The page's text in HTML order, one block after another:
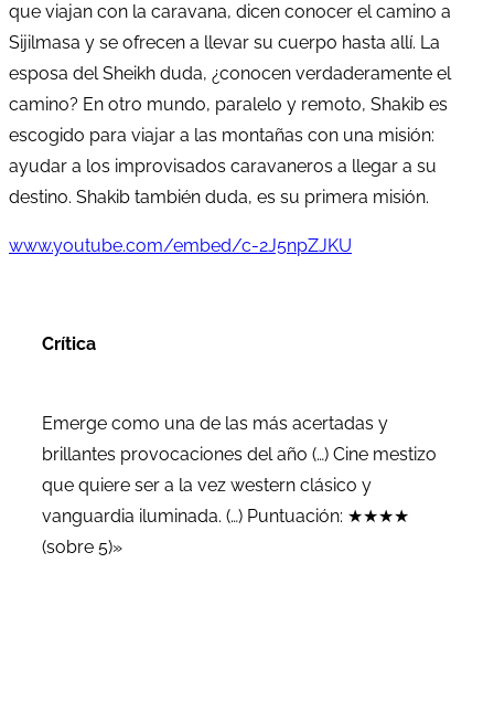
que viajan con la caravana, dicen conocer el camino a
Sijilmasa y se ofrecen a llevar su cuerpo hasta allí. La
esposa del Sheikh duda, ¿conocen verdaderamente el
camino? En otro mundo, paralelo y remoto, Shakib es
escogido para viajar a las montañas con una misión:
ayudar a los improvisados caravaneros a llegar a su
destino. Shakib también duda, es su primera misión.
www.youtube.com/embed/c-2J5npZJKU
Crítica
Emerge como una de las más acertadas y
brillantes provocaciones del año (…) Cine mestizo
que quiere ser a la vez western clásico y
vanguardia iluminada. (…) Puntuación: ★★★★
(sobre 5)»